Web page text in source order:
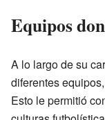
Equipos
A lo largo de su
diferentes
Esto le permitió